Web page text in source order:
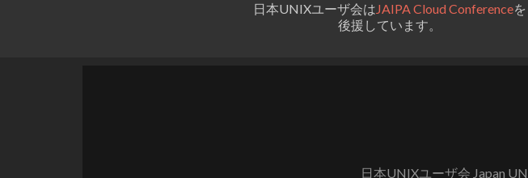
日本UNIXユーザ会はJAIPA Cloud Conferenceを
後援しています。
日本UNIXユーザ会 Japan